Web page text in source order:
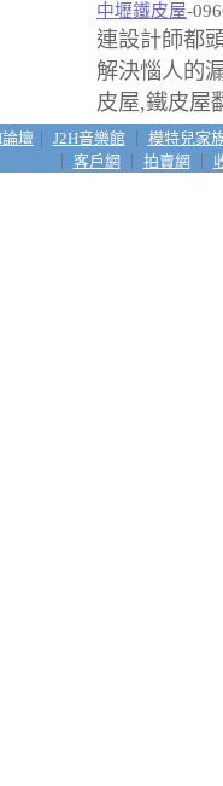
中壢鐵皮屋-
連設計師都
解決惱人的
皮屋,鐵皮屋
論壇｜ J2H音樂館｜ 模特兒家
客戶網 拍賣網